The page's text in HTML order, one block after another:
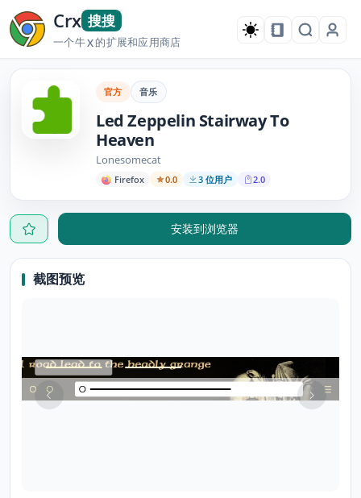
Crx 搜搜
一个牛X的扩展和应用商店
官方 音乐
Led Zeppelin Stairway To
Heaven
Lonesomecat
Firefox 0.0 3 位用户 2.0
安装到浏览器
截图预览